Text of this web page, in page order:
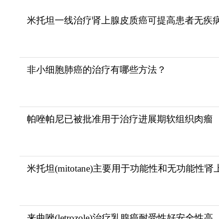
米托坦一线治疗肾上腺皮质癌可提高患者无疾
非小细胞肺癌的治疗有哪些方法？
帕唑帕尼已被批准用于治疗进展期软组织肉瘤
米托坦(mitotane)主要用于功能性和无功能性肾